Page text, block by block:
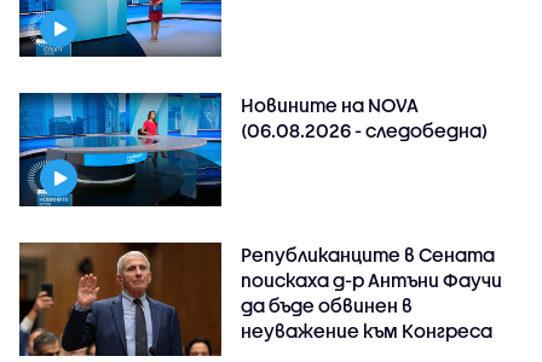
Новините на NOVA
(06.08.2026 - следобедна)
Републиканците в Сената
поискаха д-р Антъни Фаучи
да бъде обвинен в
неуважение към Конгреса